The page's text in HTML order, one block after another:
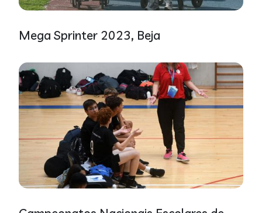
Mega Sprinter 2023, Beja
Galeria